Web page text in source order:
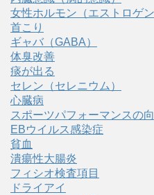
女性ホルモン（エストロゲ
首こり
ギャバ（GABA）
体臭改善
痰が出る
セレン（セレニウム）
心臓病
スポーツパフォーマンスの
EBウイルス感染症
貧血
潰瘍性大腸炎
フィシオ検査項目
ドライアイ